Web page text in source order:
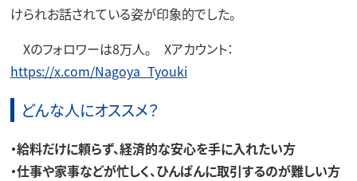
けられお話されている姿が印象的でした。
Xのフォロワーは8万人。 Xアカウント：
https://x.com/Nagoya_Tyouki
どんな人にオススメ？
・給料だけに頼らず、経済的な安心を手に入れたい方
・仕事や家事などが忙しく、ひんぱんに取引するのが難しい方